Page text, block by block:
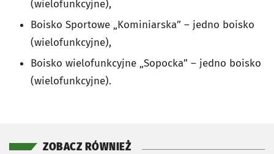
(wielofunkcyjne),
Boisko Sportowe „Kominiarska” – jedno boisko
(wielofunkcyjne),
Boisko wielofunkcyjne „Sopocka” – jedno boisko
(wielofunkcyjne).
ZOBACZ RÓWNIEŻ